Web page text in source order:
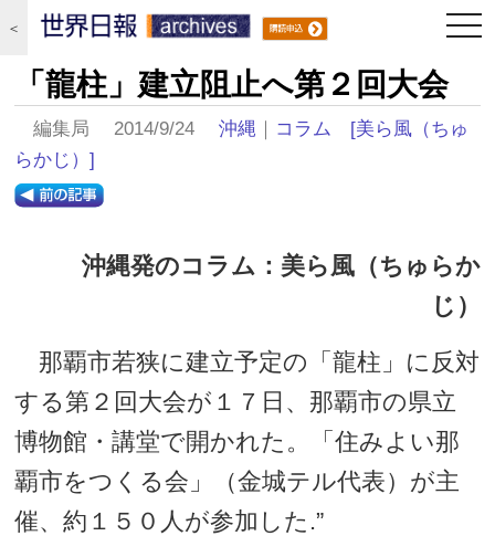
＜
「龍柱」建立阻止へ第２回大会
編集局 2014/9/24沖縄 ｜ コラム
[美ら風（ちゅ
らかじ）]
沖縄発のコラム：美ら風（ちゅらか
じ）
那覇市若狭に建立予定の「龍柱」に反対
する第２回大会が１７日、那覇市の県立
博物館・講堂で開かれた。「住みよい那
覇市をつくる会」（金城テル代表）が主
催、約１５０人が参加した.”